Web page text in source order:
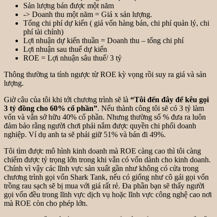
Sản lượng bán được một năm
-> Doanh thu một năm = Giá x sản lượng.
Tổng chi phí dự kiến ( giá vốn hàng bán, chi phí quản lý, chi
phí tài chính)
Lợi nhuận dự kiến thuần = Doanh thu – tổng chi phí
Lợi nhuận sau thuế dự kiến
ROE = Lợi nhuận sâu thuế/ 3 tỷ
Thông thường ta tính ngược từ ROE kỳ vọng rồi suy ra giá và sản
lượng.
Giờ câu của tôi khi tới chương trình sẽ là “Tôi đến đây để kêu gọi
3 tỷ đồng cho 60% cổ phần”. Nếu thành công tôi sẽ có 3 tỷ làm
vốn và vẫn sở hữu 40% cổ phần. Nhưng thường số % đưa ra luôn
đảm bảo rằng người chơi phải nắm được quyền chi phối doanh
nghiệp. Ví dụ anh ta sẽ phải giữ 51% và bán đi 49%.
Tôi tìm được mô hình kinh doanh mà ROE càng cao thì tôi càng
chiếm được tỷ trọng lớn trong khi vẫn có vốn dành cho kinh doanh.
Chính vì vậy các lĩnh vực sản xuất gần như không có cửa trong
chương trình gọi vốn Shark Tank, nếu có giống như cô gái gọi vốn
trồng rau sạch sẽ bị mua với giá rất rẻ. Đa phần bạn sẽ thấy người
gọi vốn đều trong lĩnh vực dịch vụ hoặc lĩnh vực công nghệ cao nơi
mà ROE còn cho phép lớn.